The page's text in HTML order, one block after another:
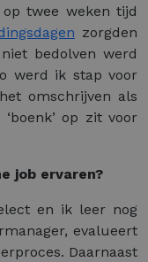
twee weken tijd
zorgden
bedolven werd
werd ik stap voor
omschrijven als
op zit voor
job ervaren?
en ik leer nog
evalueert
Daarnaast